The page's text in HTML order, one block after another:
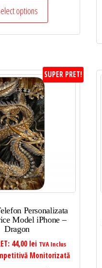
options
SUPER PRET!
Personalizata
Model iPhone –
Dragon
44,00 lei TVA Inclus
Monitorizată